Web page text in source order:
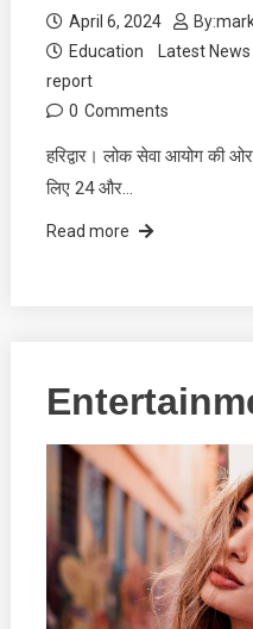
April 6, 2024 By:
Education
Latest News
report
0 Comments
हरिद्वार। लोक सेवा आयोग की
लिए 24 और…
Read more